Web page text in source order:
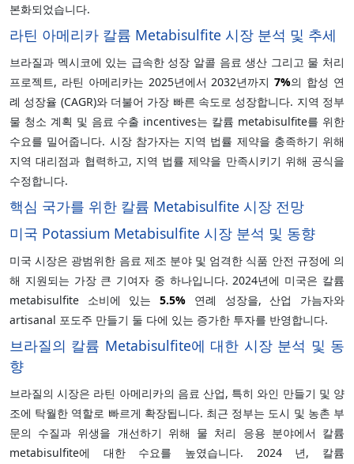
본화되었습니다.
라틴 아메리카 칼륨 Metabisulfite 시장 분석 및 추세
브라질과 멕시코에 있는 급속한 성장 알콜 음료 생산 그리고 물 처리
프로젝트, 라틴 아메리카는 2025년에서 2032년까지7%의 합성 연
례 성장율 (CAGR)와 더불어 가장 빠른 속도로 성장합니다. 지역 정부
물 청소 계획 및 음료 수출 incentives는 칼륨 metabisulfite를 위한
수요를 밀어줍니다. 시장 참가자는 지역 법률 제약을 충족하기 위해
지역 대리점과 협력하고, 지역 법률 제약을 만족시키기 위해 공식을
수정합니다.
핵심 국가를 위한 칼륨 Metabisulfite 시장 전망
미국 Potassium Metabisulfite 시장 분석 및 동향
미국 시장은 광범위한 음료 제조 분야 및 엄격한 식품 안전 규정에 의
해 지원되는 가장 큰 기여자 중 하나입니다. 2024년에 미국은 칼륨
metabisulfite 소비에 있는5.5% 연례 성장을, 산업 가늠자와
artisanal 포도주 만들기 둘 다에 있는 증가한 투자를 반영합니다.
브라질의 칼륨 Metabisulfite에 대한 시장 분석 및 동
향
브라질의 시장은 라틴 아메리카의 음료 산업, 특히 와인 만들기 및 양
조에 탁월한 역할로 빠르게 확장됩니다. 최근 정부는 도시 및 농촌 부
문의 수질과 위생을 개선하기 위해 물 처리 응용 분야에서 칼륨
metabisulfite에 대한 수요를 높였습니다. 2024 년, 칼륨